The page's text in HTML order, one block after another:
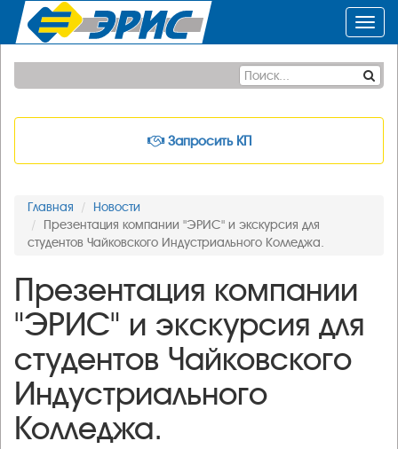
Запросить КП
Главная
Новости
Презентация компании "ЭРИС" и экскурсия для
студентов Чайковского Индустриального Колледжа.
Презентация компании
"ЭРИС" и экскурсия для
студентов Чайковского
Индустриального
Колледжа.